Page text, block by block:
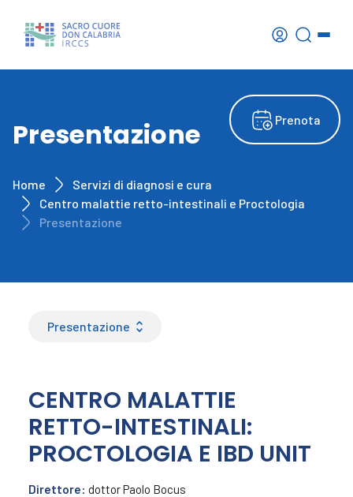
Prenota
Presentazione
Home
Servizi di diagnosi e cura
Centro malattie retto-intestinali e Proctologia
Presentazione
Presentazione
Presentazione
Staff
Attività
CENTRO MALATTIE
RETTO-INTESTINALI:
PROCTOLOGIA E IBD UNIT
Direttore: dottor Paolo Bocus